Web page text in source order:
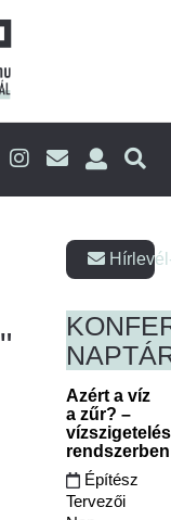
"
Azért a víz
a zűr? –
Építész
Tervezői